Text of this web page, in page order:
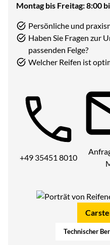
Montag bis Freitag: 8:00
Persönliche und
Haben Sie Fragen zur
passenden Felge?
Welcher Reifen ist
Telefon:
+49 35451 8010
Technischer